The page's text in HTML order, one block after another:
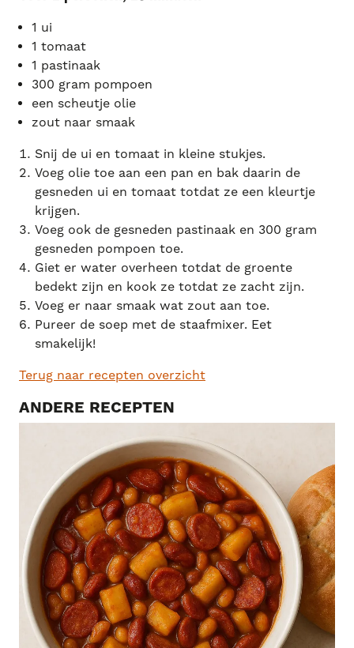
1 ui
1 tomaat
1 pastinaak
300 gram pompoen
een scheutje olie
zout naar smaak
Snij de ui en tomaat in kleine stukjes.
Voeg olie toe aan een pan en bak daarin de
gesneden ui en tomaat totdat ze een kleurtje
krijgen.
Voeg ook de gesneden pastinaak en 300 gram
gesneden pompoen toe.
Giet er water overheen totdat de groente
bedekt zijn en kook ze totdat ze zacht zijn.
Voeg er naar smaak wat zout aan toe.
Pureer de soep met de staafmixer. Eet
smakelijk!
Terug naar recepten overzicht
ANDERE RECEPTEN